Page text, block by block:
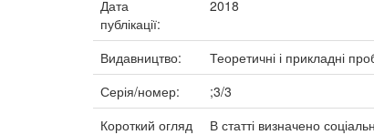
Дата
публікації:
2018
Видавництво:
Теоретичні і прикладні
Серія/номер:
;3/3
Короткий огляд
В статті визначено